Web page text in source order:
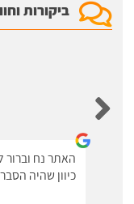
ביקורות
האתר נח
כיוון שהיה